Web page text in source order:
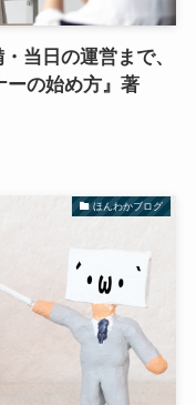
当日の運営まで、
ーの始め方』著
ほんわかブログ